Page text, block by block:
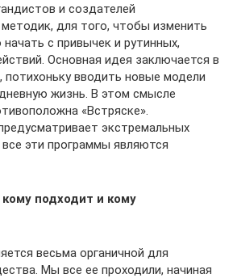
и создателей
для того, чтобы изменить
с привычек и рутинных,
Основная идея заключается в
вводить новые модели
жизнь. В этом смысле
«Встряске».
экстремальных
эти программы являются
подходит и кому
весьма органичной для
Мы все ее проходили, начиная